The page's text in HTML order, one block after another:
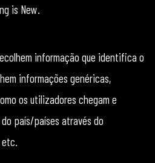
is New.
informação que identifica o
informações genéricas,
os utilizadores chegam e
país/países através do
etc.